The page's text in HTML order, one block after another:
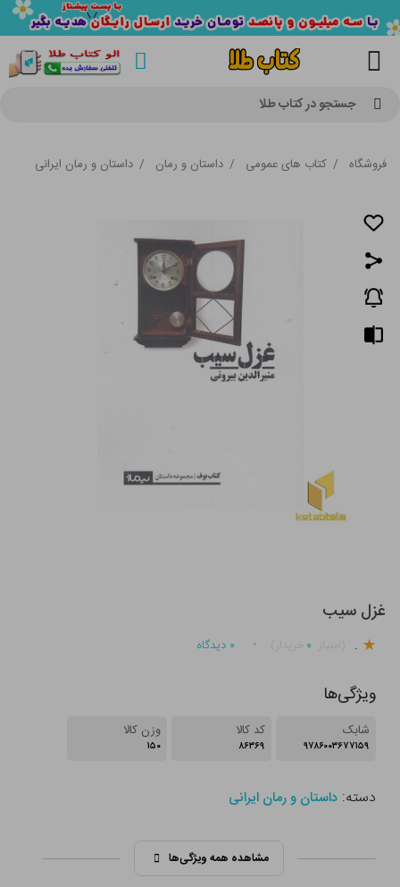
جستجو در کتاب طلا
فروشگاه / کتاب های عمومی / داستان و رمان / داستان و رمان ایرانی
غزل سیب
. ۰ ۰ دیدگاه
ویژگی‌ها
شابک
۹۷۸۶۰۰۳۶۷۷۱۵۹
کد کالا
۸۶۳۶۹
وزن کالا
۱۵۰
دسته:داستان و رمان ایرانی
مشاهده همه ویژگی‌ها